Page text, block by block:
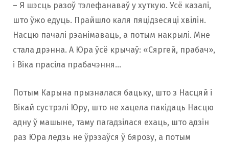
– Я шэсць разоў тэлефанаваў у хуткую. Усё казалі,
што ўжо едуць. Прайшло каля пяцідзесяці хвілін.
Насцю пачалі рэанімаваць, а потым накрылі. Мне
стала дрэнна. А Юра ўсё крычаў: «Сяргей, прабач»,
і Віка прасіла прабачэння…
Потым Карына прызналася бацьку, што з Насцяй і
Вікай сустрэлі Юру, што не хацела пакідаць Насцю
адну ў машыне, таму пагадзілася ехаць, што адзін
раз Юра ледзь не ўрэзаўся ў бярозу, а потым